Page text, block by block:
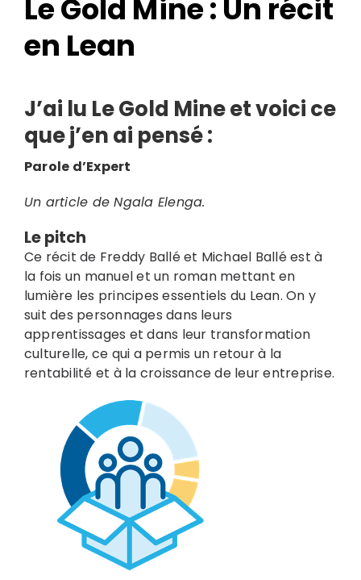
Le Gold Mine : Un récit
en Lean
J’ai lu Le Gold Mineet voici ce
que j’en ai pensé :
Parole d’Expert
Un article de Ngala Elenga.
Le pitch
Ce récit de Freddy Ballé et Michael Ballé est à
la fois un manuel et un roman mettant en
lumière les principes essentiels du Lean. On y
suit des personnages dans leurs
apprentissages et dans leur transformation
culturelle, ce qui a permis un retour à la
rentabilité et à la croissance de leur entreprise.
for: